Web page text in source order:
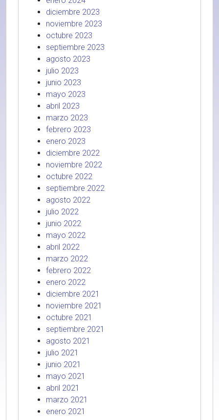
diciembre 2023
noviembre 2023
octubre 2023
septiembre 2023
agosto 2023
julio 2023
junio 2023
mayo 2023
abril 2023
marzo 2023
febrero 2023
enero 2023
diciembre 2022
noviembre 2022
octubre 2022
septiembre 2022
agosto 2022
julio 2022
junio 2022
mayo 2022
abril 2022
marzo 2022
febrero 2022
enero 2022
diciembre 2021
noviembre 2021
octubre 2021
septiembre 2021
agosto 2021
julio 2021
junio 2021
mayo 2021
abril 2021
marzo 2021
enero 2021